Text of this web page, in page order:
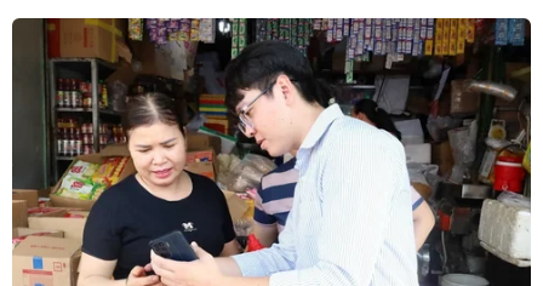
TIN CÙNG CHUYÊN MỤC
Bản Lồng - nơi văn hóa Mông hòa
nhịp cùng du lịch cộng đồng giữa
cổng trời Pha Đin
07/08/2026 08:31